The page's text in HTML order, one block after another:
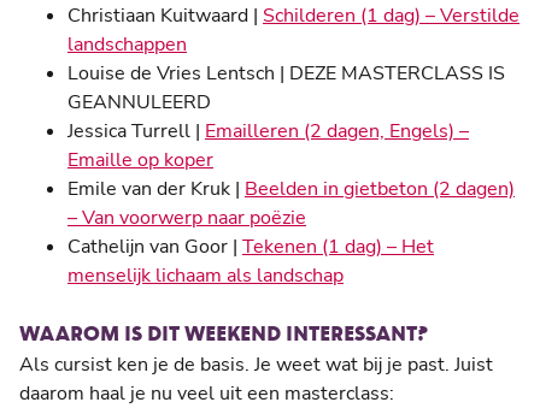
Christiaan Kuitwaard | Schilderen (1 dag) – Verstilde
landschappen
Louise de Vries Lentsch | DEZE MASTERCLASS IS
GEANNULEERD
Jessica Turrell | Emailleren (2 dagen, Engels) –
Emaille op koper
Emile van der Kruk | Beelden in gietbeton (2 dagen)
– Van voorwerp naar poëzie
Cathelijn van Goor | Tekenen (1 dag) – Het
menselijk lichaam als landschap
WAAROM IS DIT WEEKEND INTERESSANT?
Als cursist ken je de basis. Je weet wat bij je past. Juist
daarom haal je nu veel uit een masterclass: